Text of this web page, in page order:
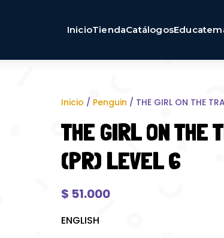
InicioTiendaCatálogos
Inicio / Penguin / THE GIRL ON THE
THE GIRL ON THE
(PR) LEVEL 6
$ 51.000
ENGLISH